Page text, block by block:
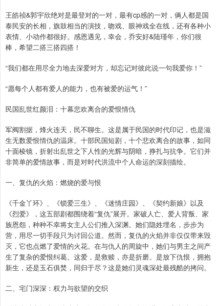
王皓祯&郭宇欣绝对是最登对的一对，最有cp感的一对，俩人都是国
泰民安的长相，旗鼓相当的演技，吻戏、眼神戏全在线，还有各种小
表情、小动作都很好。感恩遇见，幸会，乔安好&陆瑾年，你们很
棒，希望二搭三搭四搭！
“我们都在用尽全力地去深爱对方，却忘记对彼此说一句我爱你！”
“愿每个人都有爱人的能力，也有被爱的运气！”
民国乱世红颜泪：十幕悲欢离合的爱恨情仇
军阀割据，烽火连天，民不聊生。这是属于民国的时代印记，也是滋
生无数爱恨情仇的温床。十部民国短剧，十个悲欢离合的故事，如同
十面棱镜，折射出乱世之下人性的光辉与阴暗，挣扎与抗争。它们并
非简单的爱情故事，而是对时代洪流中个人命运的深刻描绘。
一、复仇的火焰：燃烧的爱与恨
《千金丫环》、《锁爱三生》、《迷情庄园》、《契约新娘》以及
《烈爱》，这五部剧都围绕着“复仇”展开。家破人亡、爱人背叛、家
族恩怨，种种不幸将女主人公们推入深渊。她们隐姓埋名，步步为
营，用尽一切手段只为讨回公道。然而，复仇的火焰并非仅仅带来毁
灭，它也点燃了爱情的火花。在与仇人的周旋中，她们与男主之间产
生了复杂的爱恨纠葛。这爱，是救赎，亦是折磨。是放下仇恨，拥抱
新生，还是玉石俱焚，同归于尽？这是她们灵魂深处最残酷的拷问。
二、宅门深深：权力与欲望的交织